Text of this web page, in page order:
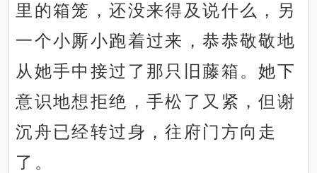
里的箱笼，还没来得及说什么，另
一个小厮小跑着过来，恭恭敬敬地
从她手中接过了那只旧藤箱。她下
意识地想拒绝，手松了又紧，但谢
沉舟已经转过身，往府门方向走
了。